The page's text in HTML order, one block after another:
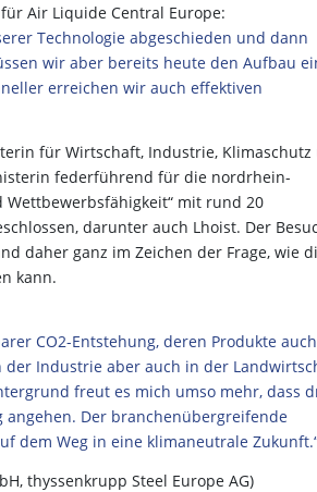
Air Liquide Central Europe:
Technologie abgeschieden und dann
wir aber bereits heute den Aufbau
erreichen wir auch effektiven
für Wirtschaft, Industrie, Klimaschutz
federführend für die nordrhein-
mit rund 20
darunter auch Lhoist. Der
daher ganz im Zeichen der Frage, wie
kann.
CO2-Entstehung, deren Produkte
Industrie aber auch in der
freut es mich umso mehr, dass
angehen. Der branchenübergreifende
dem Weg in eine klimaneutrale
thyssenkrupp Steel Europe AG)